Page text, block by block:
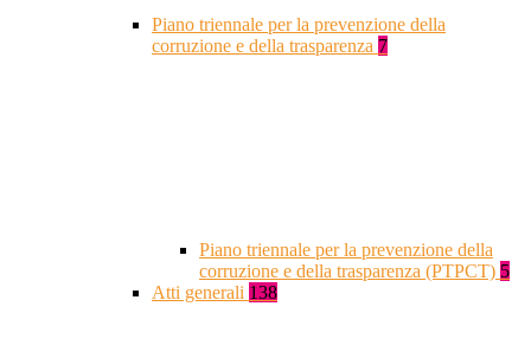
Piano triennale per la prevenzione della
corruzione e della trasparenza 7
Piano triennale per la prevenzione della
corruzione e della trasparenza (PTPCT) 5
Atti generali 138